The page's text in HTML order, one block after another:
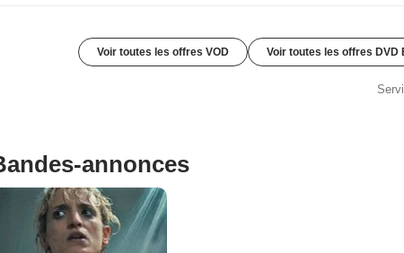
Voir toutes les offres VOD Voir toutes les offres DVD
annonces